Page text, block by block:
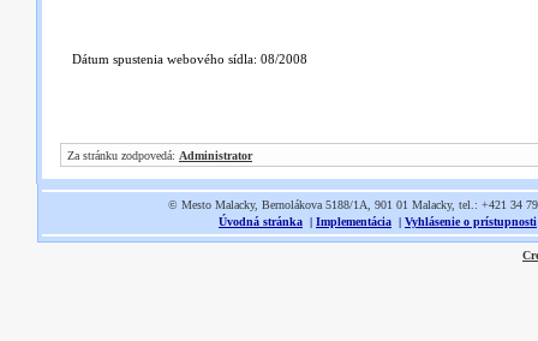
Dátum spustenia webového sídla: 08/2008
Za stránku zodpovedá: Administrator
© Mesto Malacky, Bernolákova 5188/1A, 901 01 Malacky, tel.: +421 34
Úvodná stránka | Implementácia | Vyhlásenie o prístupnosti